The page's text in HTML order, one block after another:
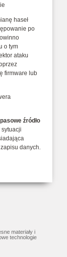
haseł
po
o tym
ataku
firmware lub
źródło
danych.
materiały i
technologie